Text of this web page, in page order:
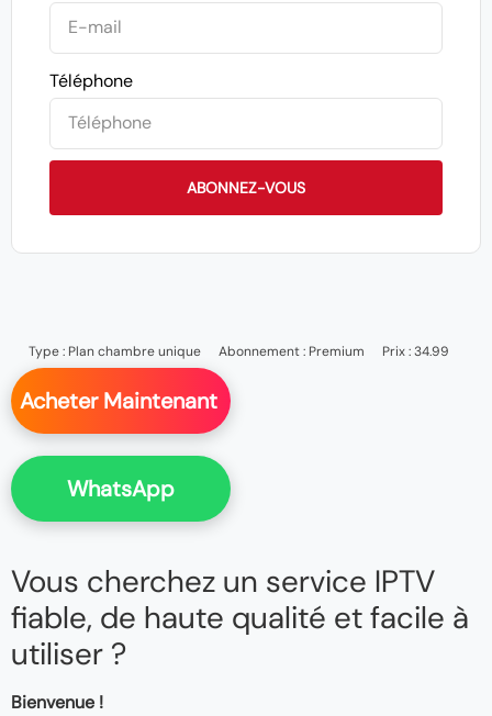
Téléphone
ABONNEZ-VOUS
Type : Plan chambre unique Abonnement : Premium Prix : 34.99
Acheter Maintenant
WhatsApp
Vous cherchez un service IPTV
fiable, de haute qualité et facile à
utiliser ?
Bienvenue !